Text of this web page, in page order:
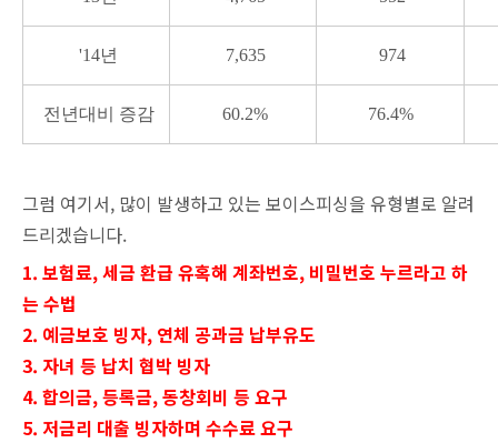
'14년 7,635 974
전년대비 증감 60.2% 76.4%
그럼 여기서, 많이 발생하고 있는 보이스피싱을 유형별로 알려
드리겠습니다.
1. 보험료, 세금 환급 유혹해 계좌번호, 비밀번호 누르라고 하
는 수법
2. 예금보호 빙자, 연체 공과금 납부유도
3. 자녀 등 납치 협박 빙자
4. 합의금, 등록금, 동창회비 등 요구
5. 저금리 대출 빙자하며 수수료 요구